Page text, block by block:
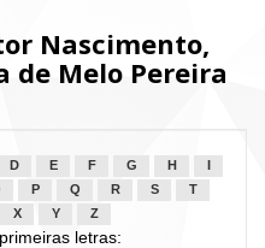
Nascimento,
de Melo Pereira
D E F G H
P Q R S
T
X Y Z
letras: